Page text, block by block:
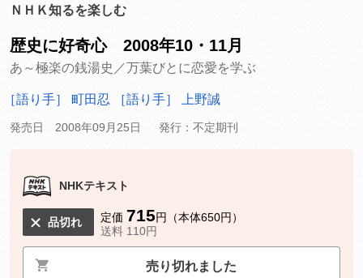
ＮＨＫ知るを楽しむ
歴史に好奇心 2008年10・11月
あ～極楽の銭湯史／万葉びとに恋愛を学ぶ
［語り手］ 町田忍 ［語り手］ 上野誠
発売日 2008年09月25日 発行：不定期刊
NHKテキスト
品切れ 定価 715円（本体650円）
送料 110円
売り切れました